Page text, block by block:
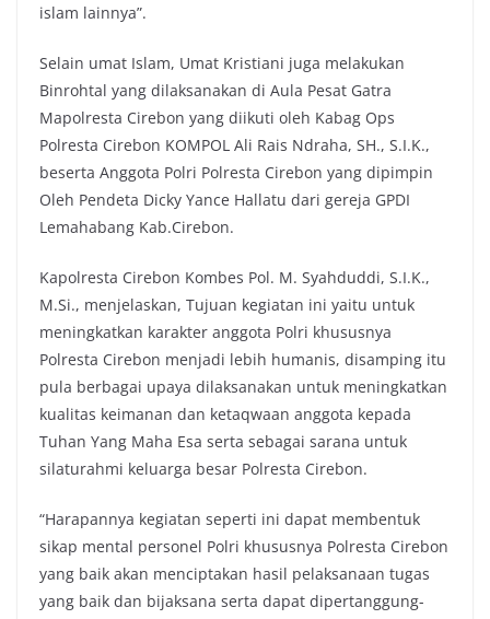
islam lainnya”.
Selain umat Islam, Umat Kristiani juga melakukan
Binrohtal yang dilaksanakan di Aula Pesat Gatra
Mapolresta Cirebon yang diikuti oleh Kabag Ops
Polresta Cirebon KOMPOL Ali Rais Ndraha, SH., S.I.K.,
beserta Anggota Polri Polresta Cirebon yang dipimpin
Oleh Pendeta Dicky Yance Hallatu dari gereja GPDI
Lemahabang Kab.Cirebon.
Kapolresta Cirebon Kombes Pol. M. Syahduddi, S.I.K.,
M.Si., menjelaskan, Tujuan kegiatan ini yaitu untuk
meningkatkan karakter anggota Polri khususnya
Polresta Cirebon menjadi lebih humanis, disamping itu
pula berbagai upaya dilaksanakan untuk meningkatkan
kualitas keimanan dan ketaqwaan anggota kepada
Tuhan Yang Maha Esa serta sebagai sarana untuk
silaturahmi keluarga besar Polresta Cirebon.
“Harapannya kegiatan seperti ini dapat membentuk
sikap mental personel Polri khususnya Polresta Cirebon
yang baik akan menciptakan hasil pelaksanaan tugas
yang baik dan bijaksana serta dapat dipertanggung-